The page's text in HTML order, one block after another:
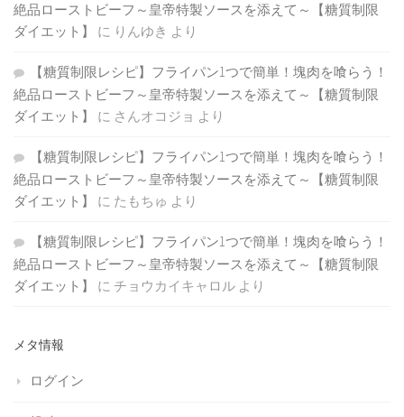
絶品ローストビーフ～皇帝特製ソースを添えて～【糖質制限
ダイエット】
に りんゆき より
【糖質制限レシピ】フライパン1つで簡単！塊肉を喰らう！
絶品ローストビーフ～皇帝特製ソースを添えて～【糖質制限
ダイエット】
に さんオコジョ より
【糖質制限レシピ】フライパン1つで簡単！塊肉を喰らう！
絶品ローストビーフ～皇帝特製ソースを添えて～【糖質制限
ダイエット】
に たもちゅ より
【糖質制限レシピ】フライパン1つで簡単！塊肉を喰らう！
絶品ローストビーフ～皇帝特製ソースを添えて～【糖質制限
ダイエット】
に チョウカイキャロル より
メタ情報
ログイン